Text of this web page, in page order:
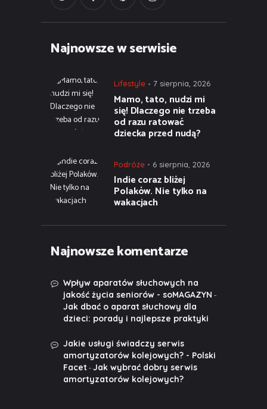
Najnowsze w serwisie
Lifestyle 7 sierpnia, 2026
Mamo, tato, nudzi mi
się! Dlaczego nie trzeba
od razu ratować
dziecka przed nudą?
Podróże 6 sierpnia, 2026
Indie coraz bliżej
Polaków. Nie tylko na
wakacjach
Najnowsze komentarze
Wpływ aparatów słuchowych na
jakość życia seniorów - soMAGAZYN -
Jak dbać o aparat słuchowy dla
dzieci: porady i najlepsze praktyki
Jakie usługi świadczy serwis
amortyzatorów kolejowych? - Polski
Facet-Jak wybrać dobry serwis
amortyzatorów kolejowych?